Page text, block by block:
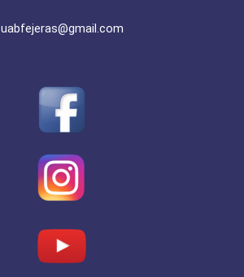
uabfejeras@gmail.com